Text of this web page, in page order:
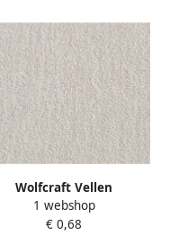
Wolfcraft Vellen
| K320 | 230 x
280mm | 1 set 6017000
1 webshop
€ 0,68